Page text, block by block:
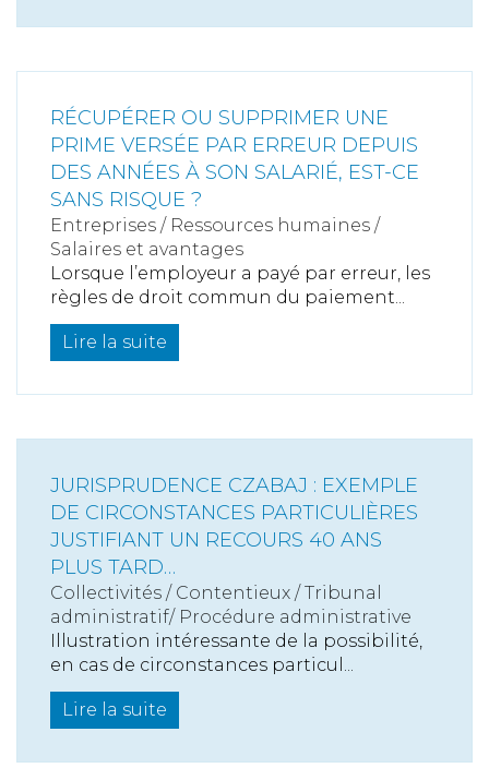
RÉCUPÉRER OU SUPPRIMER UNE
PRIME VERSÉE PAR ERREUR DEPUIS
DES ANNÉES À SON SALARIÉ, EST-CE
SANS RISQUE ?
Entreprises / Ressources humaines /
Salaires et avantages
Lorsque l’employeur a payé par erreur, les
règles de droit commun du paiement...
Lire la suite
JURISPRUDENCE CZABAJ : EXEMPLE
DE CIRCONSTANCES PARTICULIÈRES
JUSTIFIANT UN RECOURS 40 ANS
PLUS TARD…
Collectivités / Contentieux /Tribunal
administratif/ Procédure administrative
Illustration intéressante de la possibilité,
en cas de circonstances particul...
Lire la suite